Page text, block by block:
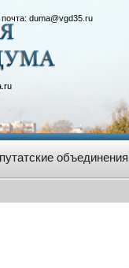
duma@vgd35.ru
объединения